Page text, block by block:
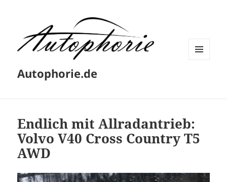
Autophorie.de
Endlich mit Allradantrieb:
Volvo V40 Cross Country T5
AWD